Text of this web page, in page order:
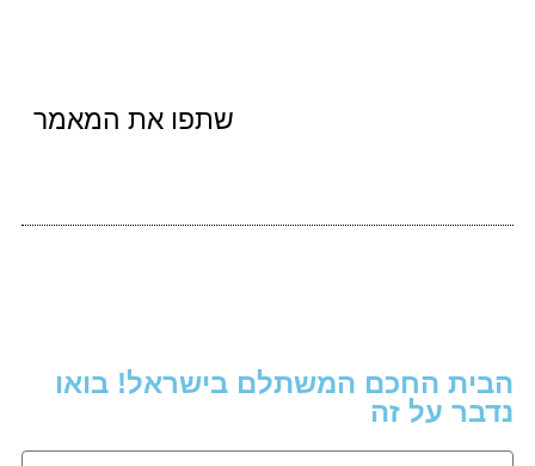
שתפו את המאמר
הבית החכם המשתלם בישראל! בואו
נדבר על זה